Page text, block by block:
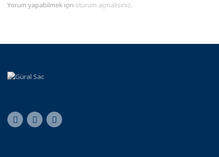
Yorum yapabilmek için oturum açmalısınız.